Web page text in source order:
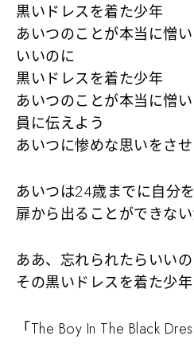
黒いドレスを着た少年
あいつのことが本当に憎
いいのに
黒いドレスを着た少年
あいつのことが本当に憎
員に伝えよう
あいつに惨めな思いをさ
あいつは24歳までに自分
扉から出ることができな
ああ、忘れられたらいい
その黒いドレスを着た少
「The Boy In The Black